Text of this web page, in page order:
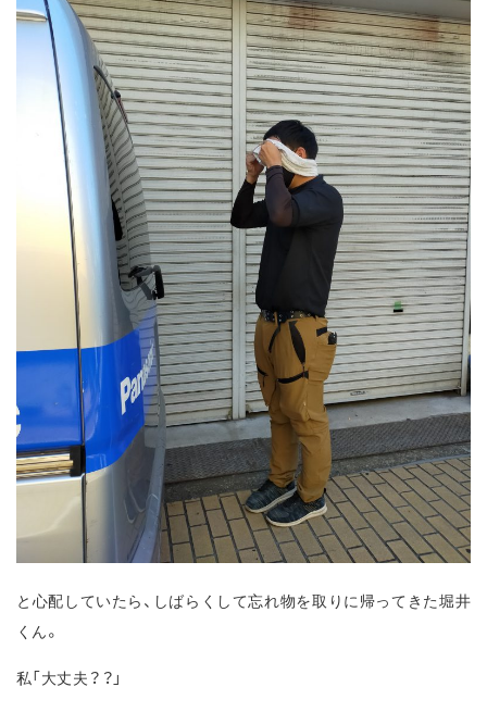
と心配していたら、しばらくして忘れ物を取りに帰ってきた堀井
くん。
私「大丈夫？？」